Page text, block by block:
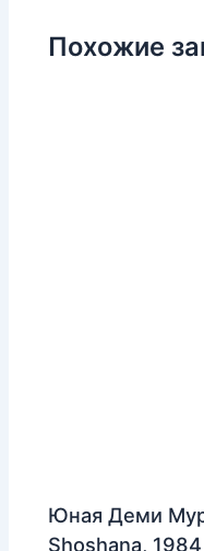
Похожие
Юная Деми Мур
Shoshana, 1984